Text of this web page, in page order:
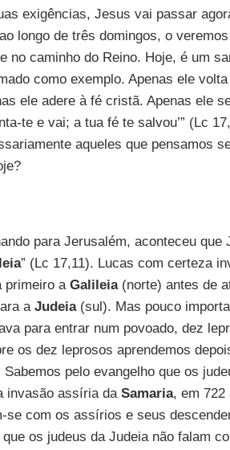
exigências, Jesus vai passar
longo de três domingos, o
no caminho do Reino. Hoje, é um
como exemplo. Apenas ele
ele adere à fé cristã. Apenas ele
te e vai; a tua fé te salvou’” (Lc
aqueles que pensamos
para Jerusalém, aconteceu que
” (Lc 17,11). Lucas com certeza
primeiro a Galileia(norte) antes de
a Judeia(sul). Mas pouco
para entrar num povoado, dez
os dez leprosos aprendemos
pelo evangelho que os
invasão assíria da Samaria, em 722
com os assírios e seus
os judeus da Judeia não falam